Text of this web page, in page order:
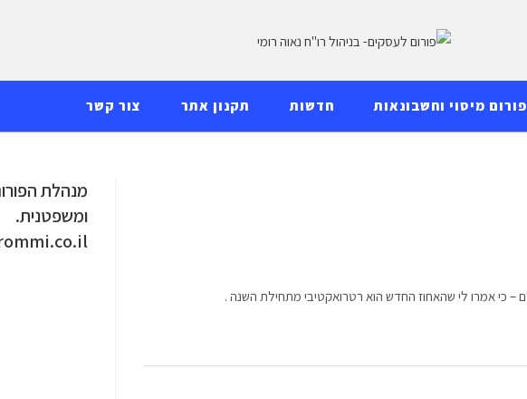
פורום מיסוי וחשבונאות חדשות תקנון אתר צור קשר
מנהלת
ומשפטנית.